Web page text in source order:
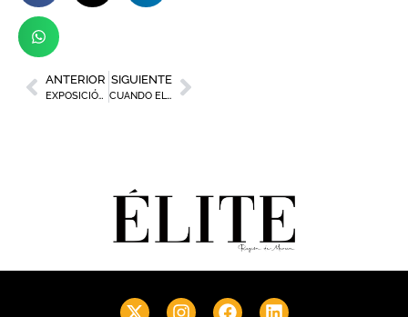
ANTERIOR
EXPOSICIÓN DE PINTURA ALTERIDADES
SIGUIENTE
CUANDO EL BAILE SE MIMETIZA CON EL PAISAJE